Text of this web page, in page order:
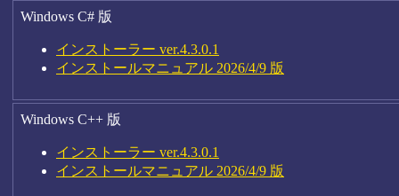
Windows C# 版
インストーラー ver.4.3.0.1
インストールマニュアル 2026/4/9 版
Windows C++ 版
インストーラー ver.4.3.0.1
インストールマニュアル 2026/4/9 版